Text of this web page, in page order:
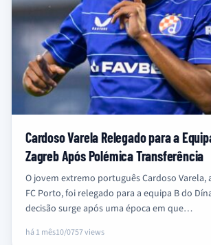
Cardoso Varela Relegado para a
Zagreb Após Polémica Transferência
O jovem extremo português Cardoso
FC Porto, foi relegado para a equipa B do
decisão surge após uma época em que…
há 1 mês10/0757 views